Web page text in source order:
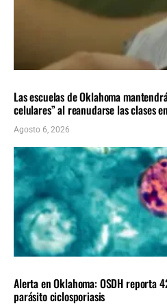
Las escuelas de Oklahoma
celulares” al reanudarse las clases
Agosto 6, 2026
Alerta en Oklahoma: OSDH reporta
parásito ciclosporiasis